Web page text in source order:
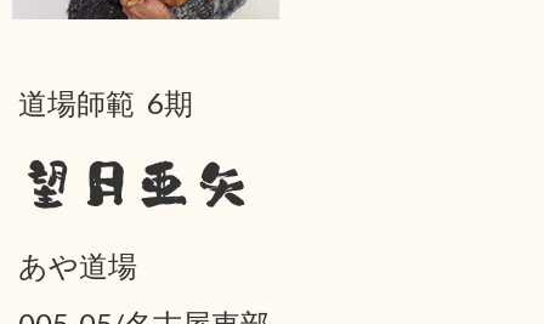
道場師範 6期
望月亜矢
あや道場